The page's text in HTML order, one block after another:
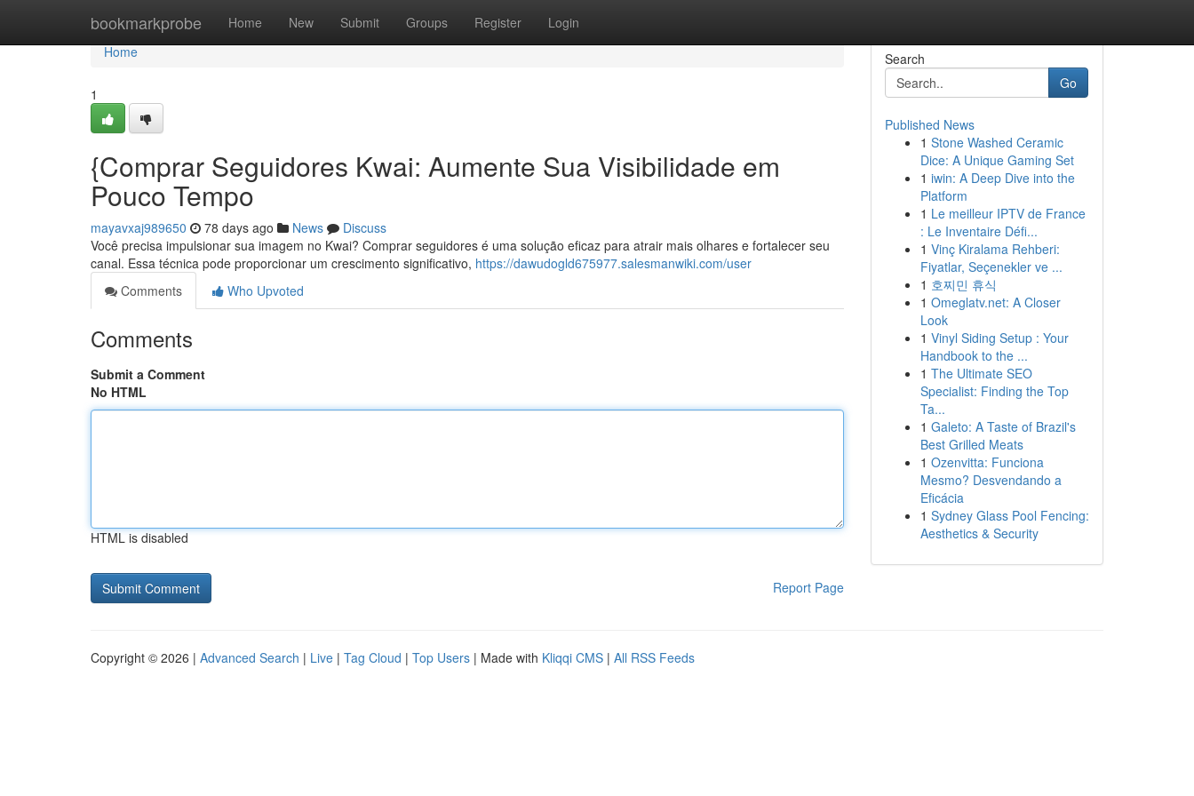
bookmarkprobe Home New Submit Groups Register Login
Home
Home
1
{Comprar Seguidores Kwai: Aumente Sua Visibilidade em
Pouco Tempo
mayavxaj989650 78 days ago News
Discuss
Você precisa impulsionar sua imagem no Kwai? Comprar seguidores é uma solução eficaz para atrair mais olhares e fortalecer seu
canal. Essa técnica pode proporcionar um crescimento significativo, https://dawudogld675977.salesmanwiki.com/user
Comments
Who Upvoted
Comments
Submit a Comment
No HTML
HTML is disabled
Report Page
Search
Go
Published News
1 Stone Washed Ceramic
Dice: A Unique Gaming Set
1 iwin: A Deep Dive into the
Platform
1 Le meilleur IPTV de France
: Le Inventaire Défi...
1 Vinç Kiralama Rehberi:
Fiyatlar, Seçenekler ve ...
1 호찌민 휴식
1 Omeglatv.net: A Closer
Look
1 Vinyl Siding Setup : Your
Handbook to the ...
1 The Ultimate SEO
Specialist: Finding the Top
Ta...
1 Galeto: A Taste of Brazil's
Best Grilled Meats
1 Ozenvitta: Funciona
Mesmo? Desvendando a
Eficácia
1 Sydney Glass Pool Fencing:
Aesthetics & Security
Copyright © 2026 | Advanced Search | Live | Tag Cloud | Top Users | Made with Kliqqi CMS | All RSS Feeds